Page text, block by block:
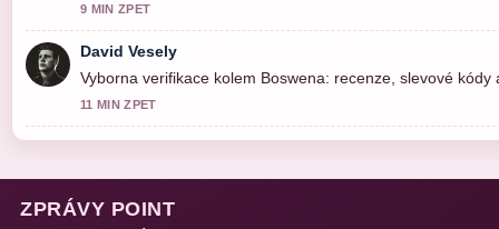
9 MIN ZPET
David Vesely
Vyborna verifikace kolem Boswena: recenze, slevové
11 MIN ZPET
ZPRÁVY POINT